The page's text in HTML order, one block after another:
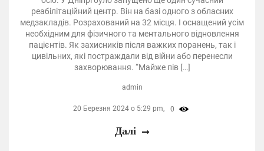
реабілітаційний центр. Він на базі одного з обласних
медзакладів. Розрахований на 32 місця. І оснащений усім
необхідним для фізичного та ментального відновлення
пацієнтів. Як захисників після важких поранень, так і
цивільних, які постраждали від війни або перенесли
захворювання. “Майже пів […]
admin
20 Березня 2024 о 5:29 pm, 0
Далі